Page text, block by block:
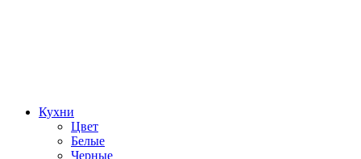
Кухни
Цвет
Белые
Черные